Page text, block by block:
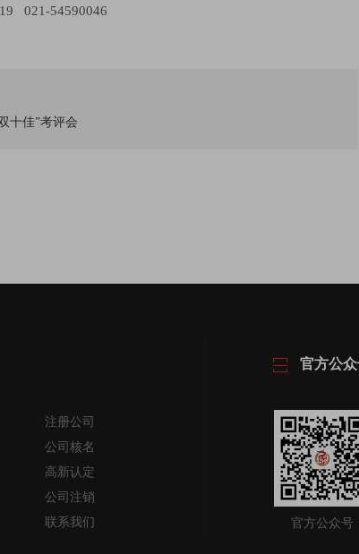
021-54590046
十佳”考评会
注册公司
公司核名
高新认定
公司注销
联系我们
官方公
官方公众号